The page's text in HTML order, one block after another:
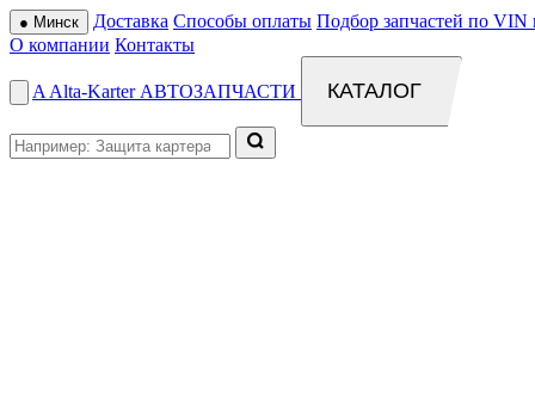
● Минск Доставка Способы оплаты Подбор запчастей по VIN
О компании Контакты
A Alta-Karter АВТОЗАПЧАСТИ КАТАЛОГ